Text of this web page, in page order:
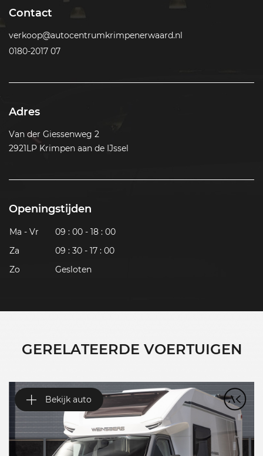
Contact
verkoop@autocentrumkrimpenerwaard.nl
0180-2017 07
Adres
Van der Giessenweg 2
2921LP Krimpen aan de IJssel
Openingstijden
Ma - Vr
09 : 00 - 18 : 00
Za
09 : 30 - 17 : 00
Zo
Gesloten
GERELATEERDE VOERTUIGEN
Bekijk auto